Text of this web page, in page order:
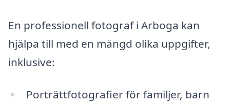
En professionell fotograf i Arboga kan
hjälpa till med en mängd olika uppgifter,
inklusive:
Porträttfotografier för familjer, barn